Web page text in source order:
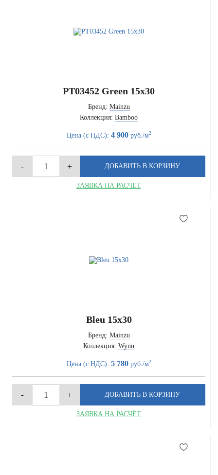
PT03452 Green 15x30
Бренд: Mainzu
Коллекция: Bamboo
Цена (с НДС): 4 900руб./м2
ЗАЯВКА НА РАСЧЁТ
Bleu 15x30
Бренд: Mainzu
Коллекция: Wynn
Цена (с НДС): 5 780руб./м2
ЗАЯВКА НА РАСЧЁТ